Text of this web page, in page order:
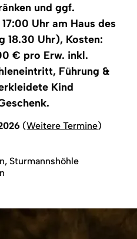
und ggf.
Uhr am Haus des
18.30 Uhr), Kosten:
€ pro Erw. inkl.
Führung &
Kind
(Weitere Termine)
Sturmannshöhle